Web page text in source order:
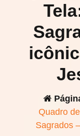
Quadro
Sagrados